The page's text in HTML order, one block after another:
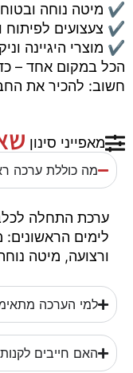
✔️ מיטה נוחה
✔️ צעצועים לפיתוח
✔️ מוצרי היגיינה
הכל במקום אחד –
חשוב: להכיר את
מאפייני סינון
מה כוללת ערכה
ערכת התחלה
לימים הראשונים:
ורצועה, מיטה
למי הערכה
האם חייבים